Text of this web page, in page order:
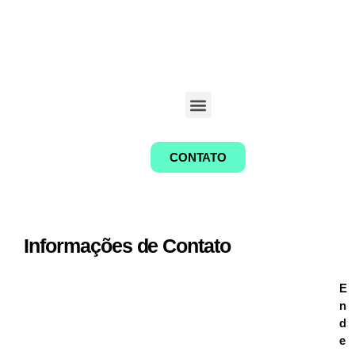
CONTATO
Informações de Contato
E
n
d
e